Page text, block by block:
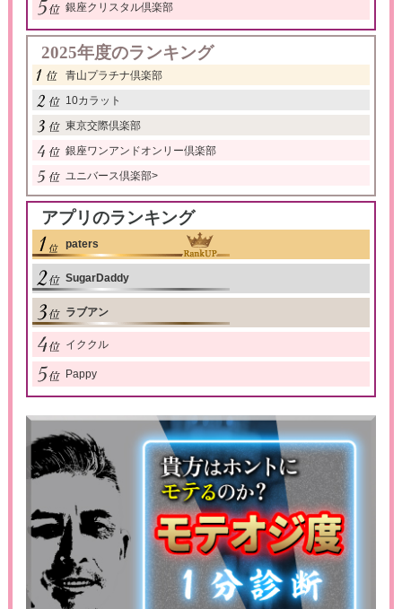
銀座クリスタル倶楽部
2025年度のランキング
青山プラチナ倶楽部
10カラット
東京交際倶楽部
銀座ワンアンドオンリー倶楽部
ユニバース倶楽部>
アプリのランキング
paters
SugarDaddy
ラブアン
イククル
Pappy